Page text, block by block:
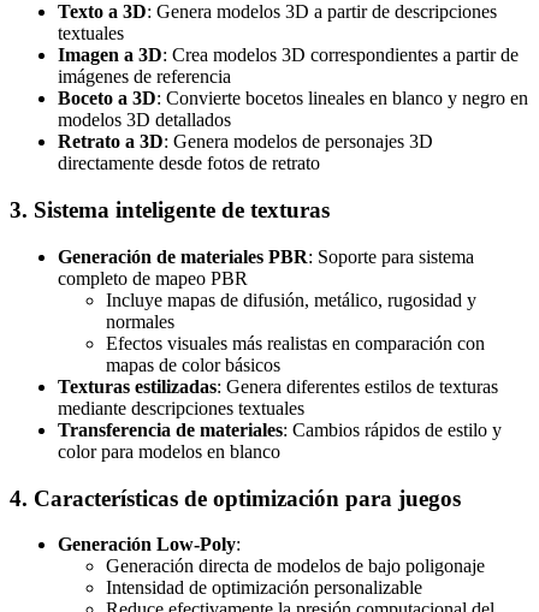
Texto a 3D: Genera modelos 3D a partir de descripciones
textuales
Imagen a 3D: Crea modelos 3D correspondientes a partir de
imágenes de referencia
Boceto a 3D: Convierte bocetos lineales en blanco y negro en
modelos 3D detallados
Retrato a 3D: Genera modelos de personajes 3D
directamente desde fotos de retrato
3. Sistema inteligente de texturas
Generación de materiales PBR: Soporte para sistema
completo de mapeo PBR
Incluye mapas de difusión, metálico, rugosidad y
normales
Efectos visuales más realistas en comparación con
mapas de color básicos
Texturas estilizadas: Genera diferentes estilos de texturas
mediante descripciones textuales
Transferencia de materiales: Cambios rápidos de estilo y
color para modelos en blanco
4. Características de optimización para juegos
Generación Low-Poly:
Generación directa de modelos de bajo poligonaje
Intensidad de optimización personalizable